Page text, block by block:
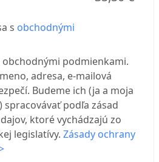
s obchodnými
obchodnými podmienkami.
adresa, e-mailová
Budeme ich (ja a moja
spracovávať podľa zásad
ktoré vychádzajú zo
legislatívy. Zásady ochrany